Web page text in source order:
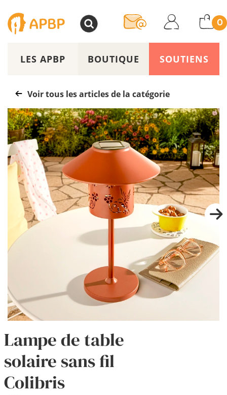
0
LES APBP BOUTIQUE SOUTIENS
Voir tous les articles de la catégorie
Lampe de table
solaire sans fil
Colibris